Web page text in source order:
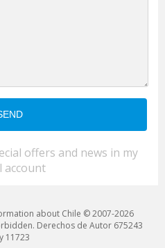
offers and news in my
account
about Chile © 2007-2026
Derechos de Autor 675243
11723